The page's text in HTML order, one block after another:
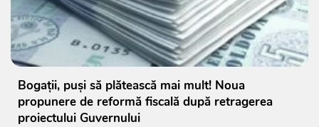
Bogații, puși să plătească mai mult! Noua
propunere de reformă fiscală după retragerea
proiectului Guvernului